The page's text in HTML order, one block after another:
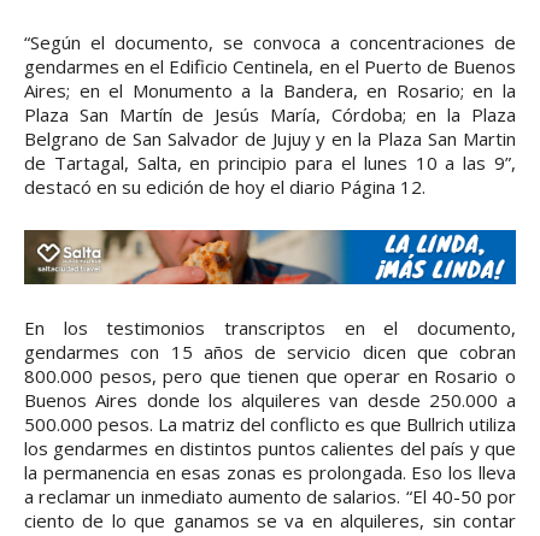
“Según el documento, se convoca a concentraciones de
gendarmes en el Edificio Centinela, en el Puerto de Buenos
Aires; en el Monumento a la Bandera, en Rosario; en la
Plaza San Martín de Jesús María, Córdoba; en la Plaza
Belgrano de San Salvador de Jujuy y en la Plaza San Martin
de Tartagal, Salta, en principio para el lunes 10 a las 9”,
destacó en su edición de hoy el diario Página 12.
En los testimonios transcriptos en el documento,
gendarmes con 15 años de servicio dicen que cobran
800.000 pesos, pero que tienen que operar en Rosario o
Buenos Aires donde los alquileres van desde 250.000 a
500.000 pesos. La matriz del conflicto es que Bullrich utiliza
los gendarmes en distintos puntos calientes del país y que
la permanencia en esas zonas es prolongada. Eso los lleva
a reclamar un inmediato aumento de salarios. “El 40-50 por
ciento de lo que ganamos se va en alquileres, sin contar